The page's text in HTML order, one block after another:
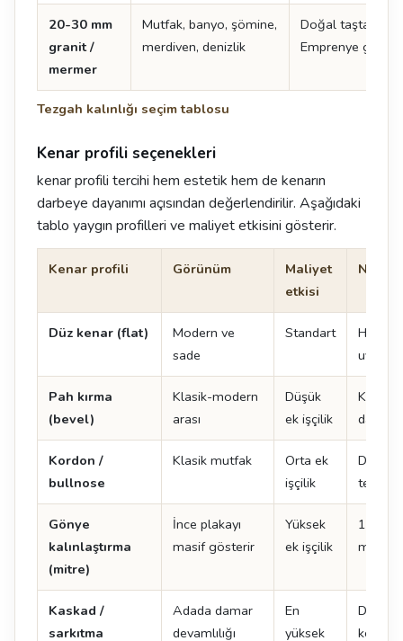
Tezgah kalınlığı seçim tablosu
20-30 mm
granit /
mermer
Mutfak, banyo, şömine,
merdiven, denizlik
Doğal taşta
Emprenye
Kenar profili seçenekleri
kenar profili tercihi hem estetik hem de kenarın
darbeye dayanımı açısından değerlendirilir. Aşağıdaki
tablo yaygın profilleri ve maliyet etkisini gösterir.
Kenar profili Görünüm
Maliyet
etkisi
Not
Düz kenar (flat)
Modern ve
sade
Standart
Her
Pah kırma
(bevel)
Klasik-modern
arası
Düşük
ek işçilik
Kenar
Kordon /
bullnose
Klasik mutfak
Orta ek
işçilik
Doğal
tercih
Gönye
kalınlaştırma
(mitre)
İnce plakayı
masif gösterir
Yüksek
ek işçilik
12
mm
Kaskad /
sarkıtma
Adada damar
devamlılığı
En
yüksek
Damar